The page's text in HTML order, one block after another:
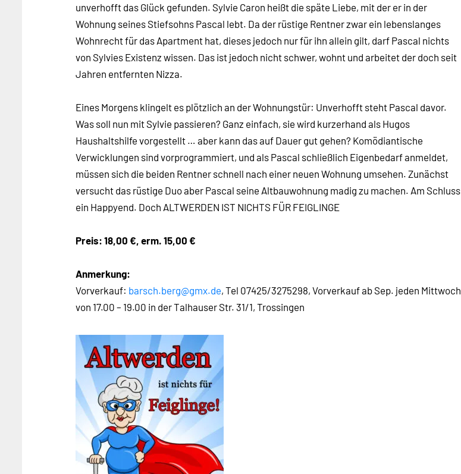
unverhofft das Glück gefunden. Sylvie Caron heißt die späte Liebe, mit der er in der
Wohnung seines Stiefsohns Pascal lebt. Da der rüstige Rentner zwar ein lebenslanges
Wohnrecht für das Apartment hat, dieses jedoch nur für ihn allein gilt, darf Pascal nichts
von Sylvies Existenz wissen. Das ist jedoch nicht schwer, wohnt und arbeitet der doch seit
Jahren entfernten Nizza.
Eines Morgens klingelt es plötzlich an der Wohnungstür: Unverhofft steht Pascal davor.
Was soll nun mit Sylvie passieren? Ganz einfach, sie wird kurzerhand als Hugos
Haushaltshilfe vorgestellt … aber kann das auf Dauer gut gehen? Komödiantische
Verwicklungen sind vorprogrammiert, und als Pascal schließlich Eigenbedarf anmeldet,
müssen sich die beiden Rentner schnell nach einer neuen Wohnung umsehen. Zunächst
versucht das rüstige Duo aber Pascal seine Altbauwohnung madig zu machen. Am Schluss
ein Happyend. Doch ALTWERDEN IST NICHTS FÜR FEIGLINGE
Preis: 18,00 €, erm. 15,00 €
Anmerkung:
Vorverkauf: barsch.berg@gmx.de, Tel 07425/3275298, Vorverkauf ab Sep. jeden Mittwoch
von 17.00 – 19.00 in der Talhauser Str. 31/1, Trossingen